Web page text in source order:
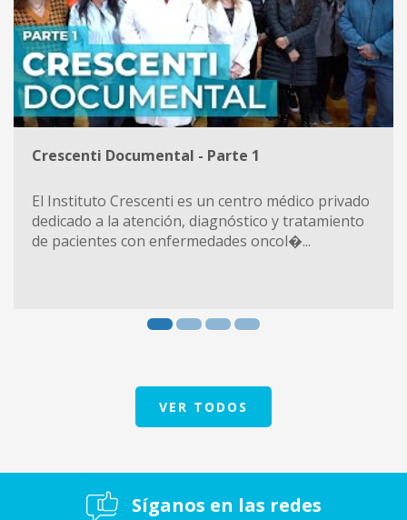
Crescenti Documental - Parte 1
El Instituto Crescenti es un centro médico privado
dedicado a la atención, diagnóstico y tratamiento
de pacientes con enfermedades oncol�...
VER TODOS
Síganos en las redes